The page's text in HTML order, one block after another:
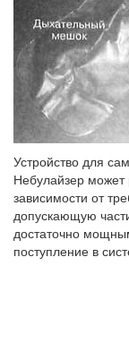
Устройство для
Небулайзер может
зависи­мости от
допускающую
достаточно
поступление в